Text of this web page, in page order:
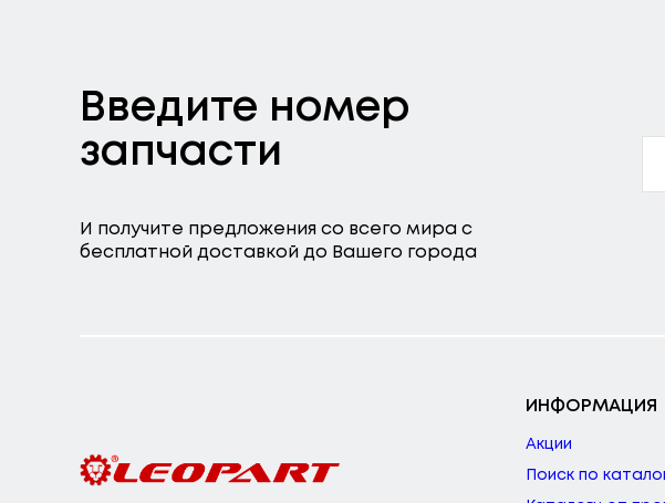
Введите номер
запчасти
И получите предложения со всего мира с
бесплатной доставкой до Вашего города
ИНФОРМАЦИЯ
Акции
Поиск по